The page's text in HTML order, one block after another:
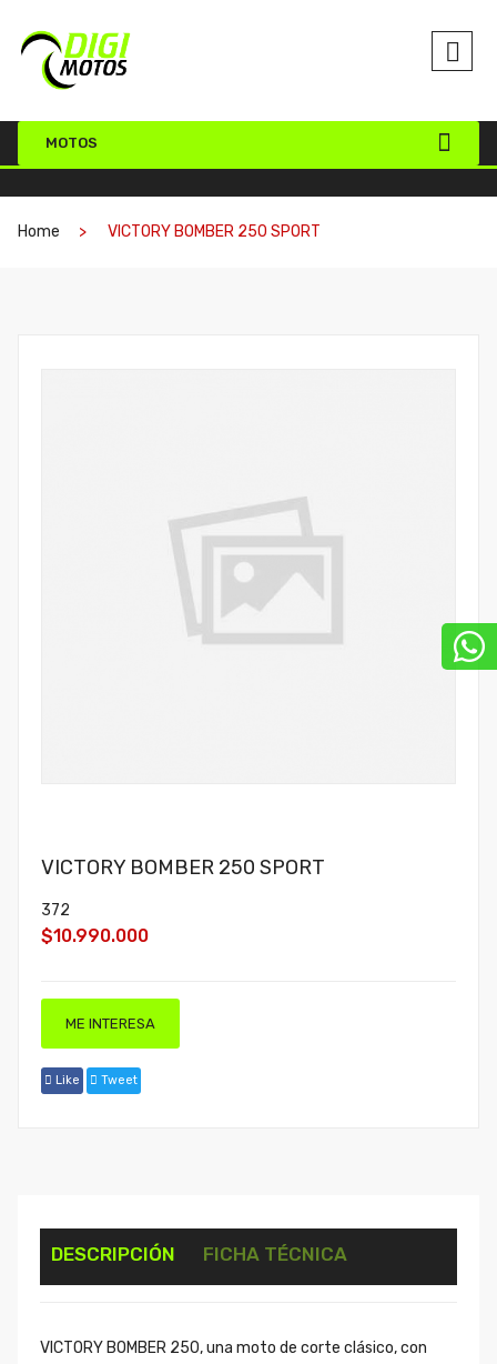
MOTOS
Home VICTORY BOMBER 250 SPORT
VICTORY BOMBER 250 SPORT
372
$10.990.000
ME INTERESA
Like Tweet
DESCRIPCIÓN FICHA TÉCNICA
VICTORY BOMBER 250, una moto de corte clásico, con